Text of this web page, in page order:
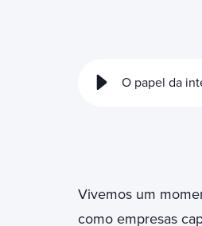
O papel da
Vivemos um
como empresas